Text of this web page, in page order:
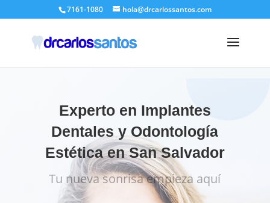
7161-1080 hola@drcarlossantos.com
Experto en Implantes
Dentales y Odontología
Estética en San Salvador
Tu nueva sonrisa empieza aquí